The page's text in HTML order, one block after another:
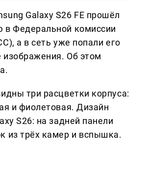
Galaxy S26 FE прошёл
в Федеральной комиссии
а в сеть уже попали его
изображения. Об этом
три расцветки корпуса:
и фиолетовая. Дизайн
S26: на задней панели
из трёх камер и вспышка.